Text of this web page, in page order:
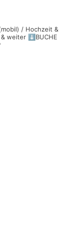
/ Hochzeit &
weiter ⬇️BUCHE